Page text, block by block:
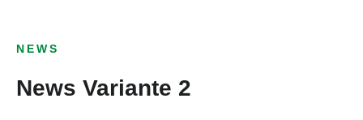
NEWS
News Variante 2